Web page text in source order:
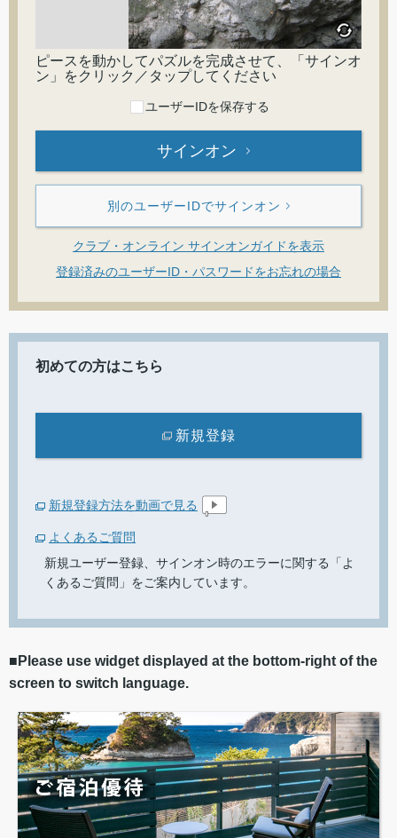
ピースを動かしてパズルを完成させて、「サインオ
ン」をクリック／タップしてください
ユーザーIDを保存する
サインオン
別のユーザーIDでサインオン
クラブ・オンライン サインオンガイドを表示
登録済みのユーザーID・パスワードをお忘れの場合
初めての方はこちら
新規登録
新規登録方法を動画で見る
よくあるご質問
新規ユーザー登録、サインオン時のエラーに関する「よ
くあるご質問」をご案内しています。
■Please use widget displayed at the bottom-right of the
screen to switch language.